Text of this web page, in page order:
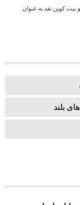
بیت کوین نقد به عنوان
بلند